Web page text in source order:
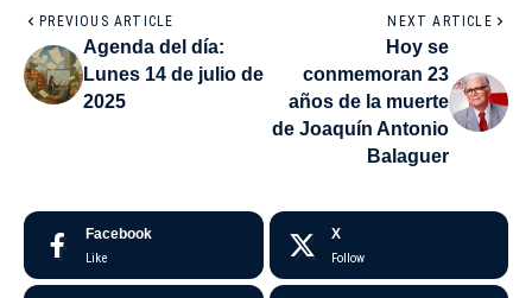
PREVIOUS ARTICLE
Agenda del día:
Lunes 14 de julio de
2025
NEXT ARTICLE
Hoy se
conmemoran 23
años de la muerte
de Joaquín Antonio
Balaguer
Facebook
Like
X
Follow